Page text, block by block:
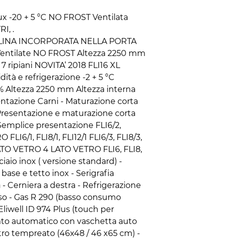
-20 + 5 °C NO FROST Ventilata
.
INCORPORATA NELLA PORTA
NO FROST Altezza 2250 mm
NOVITA’ 2018 FLI16 XL
e refrigerazione -2 + 5 °C
Altezza 2250 mm Altezza interna
Carni - Maturazione corta
e maturazione corta
presentazione FLI6/2,
FLI6/1, FLI8/1, FLI12/1 FLI6/3, FLI8/3,
VETRO 4 LATO VETRO FLI6, FLI8,
inox ( versione standard) -
e tetto inox - Serigrafia
Cerniera a destra - Refrigerazione
- Gas R 290 (basso consumo
ID 974 Plus (touch per
automatico con vaschetta auto
tempreato (46x48 / 46 x65 cm) -